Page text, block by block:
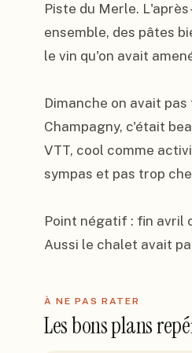
Piste du Merle.
ensemble, des pâtes
le vin qu'on avait
Dimanche on avait
Champagny, c'était
VTT, cool comme
sympas et pas trop
Point négatif : fin avril
Aussi le chalet avait
À NE PAS RATER
Les bons plans